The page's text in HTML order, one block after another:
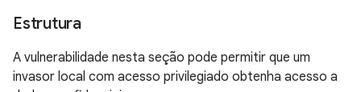
Estrutura
A vulnerabilidade nesta seção pode permitir que um
invasor local com acesso privilegiado obtenha acesso a